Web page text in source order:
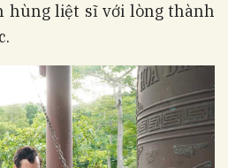
hùng liệt sĩ với lòng thành